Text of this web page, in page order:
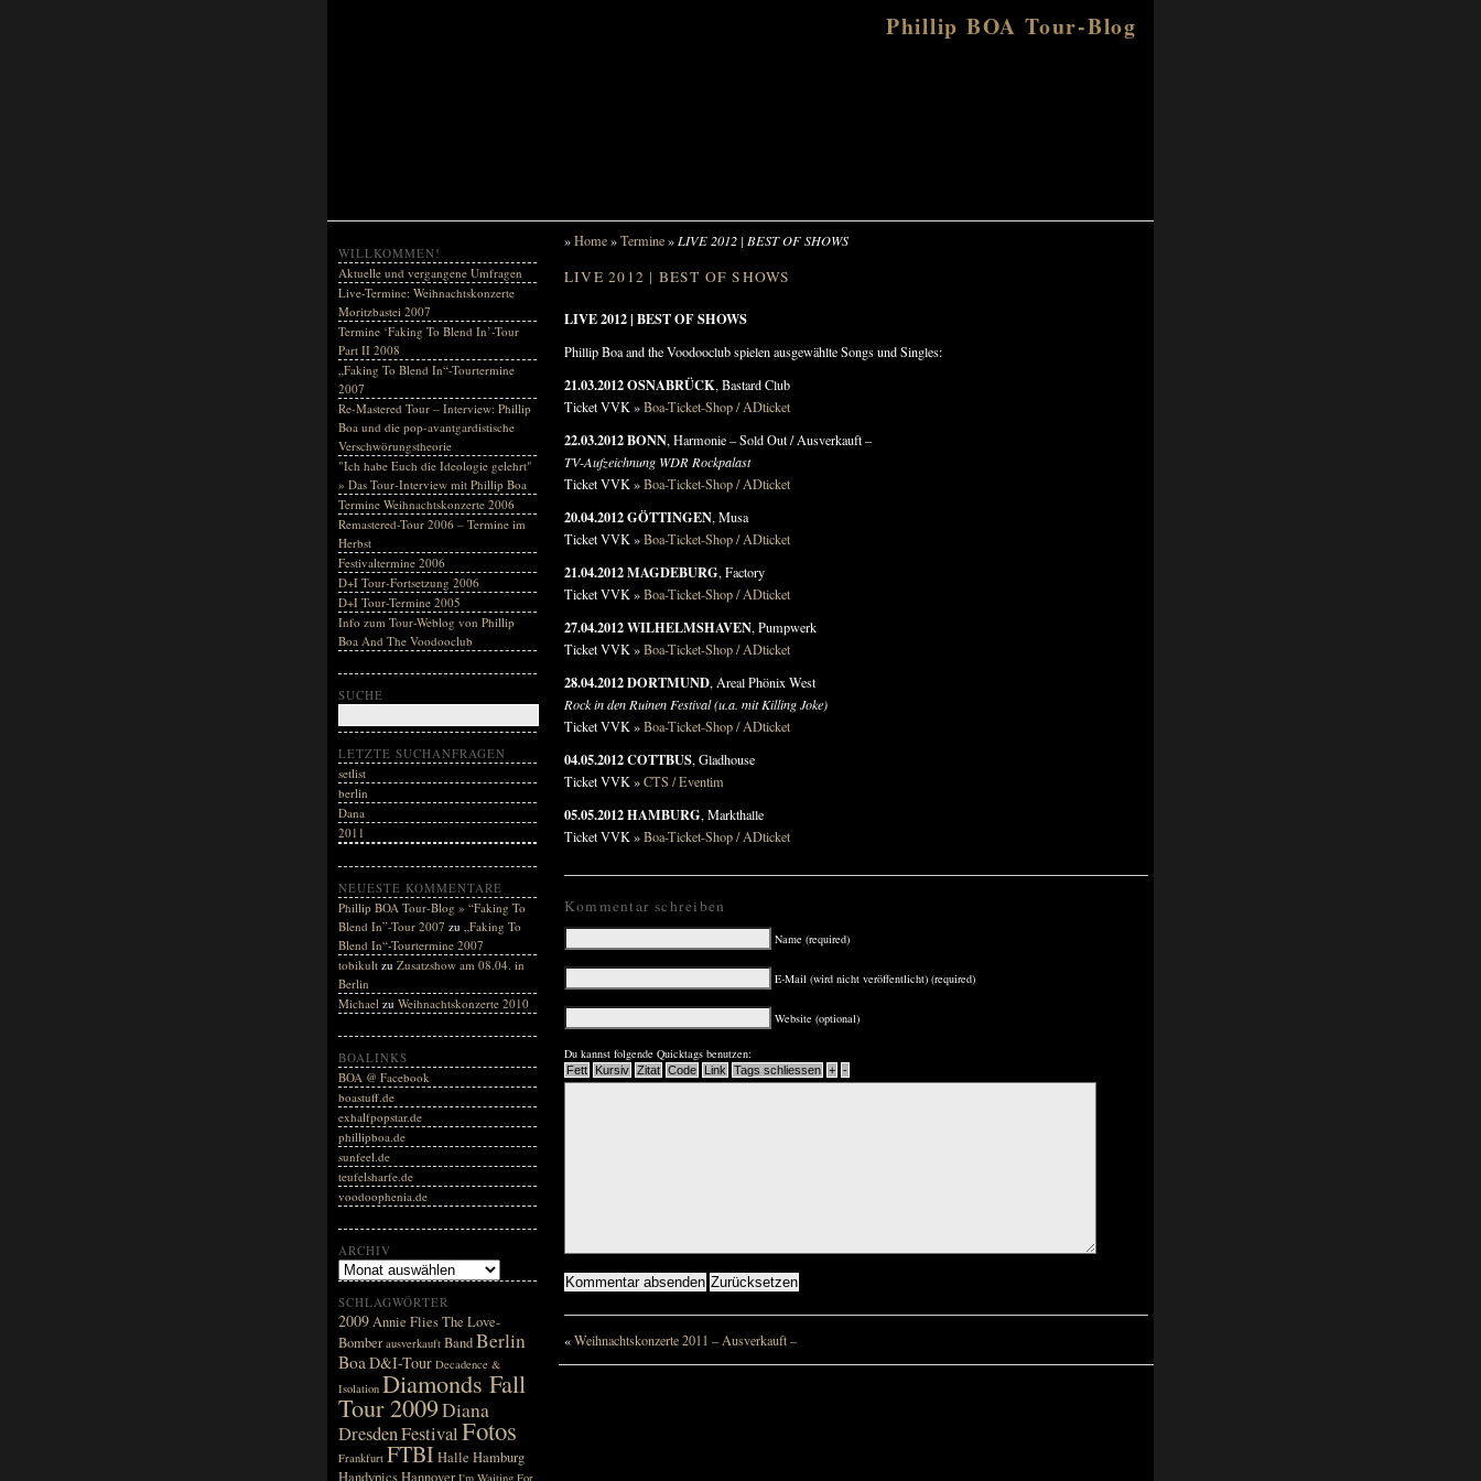
Phillip BOA Tour-Blog
»Home»Termine» LIVE 2012 | BEST OF SHOWS
LIVE 2012 | BEST OF SHOWS
LIVE 2012 | BEST OF SHOWS
Phillip Boa and the Voodooclub spielen ausgewählte Songs und Singles:
21.03.2012 OSNABRÜCK, Bastard Club
Ticket VVK »Boa-Ticket-Shop / ADticket
22.03.2012 BONN, Harmonie – Sold Out / Ausverkauft –
TV-Aufzeichnung WDR Rockpalast
Ticket VVK »Boa-Ticket-Shop / ADticket
20.04.2012 GÖTTINGEN, Musa
Ticket VVK »Boa-Ticket-Shop / ADticket
21.04.2012 MAGDEBURG, Factory
Ticket VVK »Boa-Ticket-Shop / ADticket
27.04.2012 WILHELMSHAVEN, Pumpwerk
Ticket VVK »Boa-Ticket-Shop / ADticket
28.04.2012 DORTMUND, Areal Phönix West
Rock in den Ruinen Festival (u.a. mit Killing Joke)
Ticket VVK »Boa-Ticket-Shop / ADticket
04.05.2012 COTTBUS, Gladhouse
Ticket VVK »CTS / Eventim
05.05.2012 HAMBURG, Markthalle
Ticket VVK »Boa-Ticket-Shop / ADticket
Kommentar schreiben
Name (required)
E-Mail (wird nicht veröffentlicht) (required)
Website (optional)
Du kannst folgende Quicktags benutzen:
«Weihnachtskonzerte 2011 – Ausverkauft –
WILLKOMMEN!
Aktuelle und vergangene Umfragen
Live-Termine: Weihnachtskonzerte
Moritzbastei 2007
Termine ‘Faking To Blend In’-Tour
Part II 2008
„Faking To Blend In“-Tourtermine
2007
Re-Mastered Tour – Interview: Phillip
Boa und die pop-avantgardistische
Verschwörungstheorie
"Ich habe Euch die Ideologie gelehrt"
» Das Tour-Interview mit Phillip Boa
Termine Weihnachtskonzerte 2006
Remastered-Tour 2006 – Termine im
Herbst
Festivaltermine 2006
D+I Tour-Fortsetzung 2006
D+I Tour-Termine 2005
Info zum Tour-Weblog von Phillip
Boa And The Voodooclub
SUCHE
LETZTE SUCHANFRAGEN
setlist
berlin
Dana
2011
NEUESTE KOMMENTARE
Phillip BOA Tour-Blog » “Faking To
Blend In”-Tour 2007 zu „Faking To
Blend In“-Tourtermine 2007
tobikult zu Zusatzshow am 08.04. in
Berlin
Michael zu Weihnachtskonzerte 2010
BOALINKS
BOA @ Facebook
boastuff.de
exhalfpopstar.de
phillipboa.de
sunfeel.de
teufelsharfe.de
voodoophenia.de
ARCHIV
SCHLAGWÖRTER
2009Annie Flies The Love-
Bomber ausverkauft BandBerlin
BoaD&I-Tour Decadence &
Isolation Diamonds Fall
Tour 2009Diana
DresdenFestivalFotos
Frankfurt FTBIHalle Hamburg
HandypicsHannover I'm Waiting For